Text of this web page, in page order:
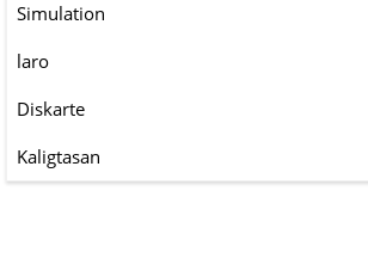
Simulation
laro
Diskarte
Kaligtasan